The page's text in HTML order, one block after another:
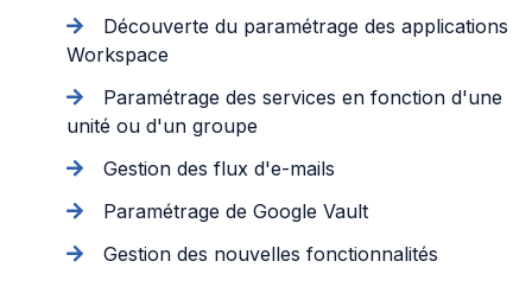
Découverte du paramétrage des applications
Workspace
Paramétrage des services en fonction d'une
unité ou d'un groupe
Gestion des flux d'e-mails
Paramétrage de Google Vault
Gestion des nouvelles fonctionnalités